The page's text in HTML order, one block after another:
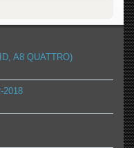
A8 QUATTRO)
2018